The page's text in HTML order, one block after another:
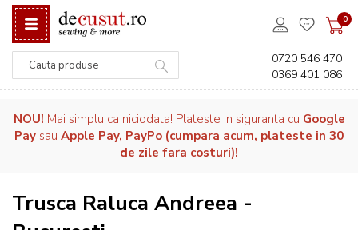
0
0720 546 470
0369 401 086
NOU! Mai simplu ca niciodata! Plateste in siguranta cu Google
Pay sau Apple Pay, PayPo (cumpara acum, plateste in 30
de zile fara costuri)!
Trusca Raluca Andreea -